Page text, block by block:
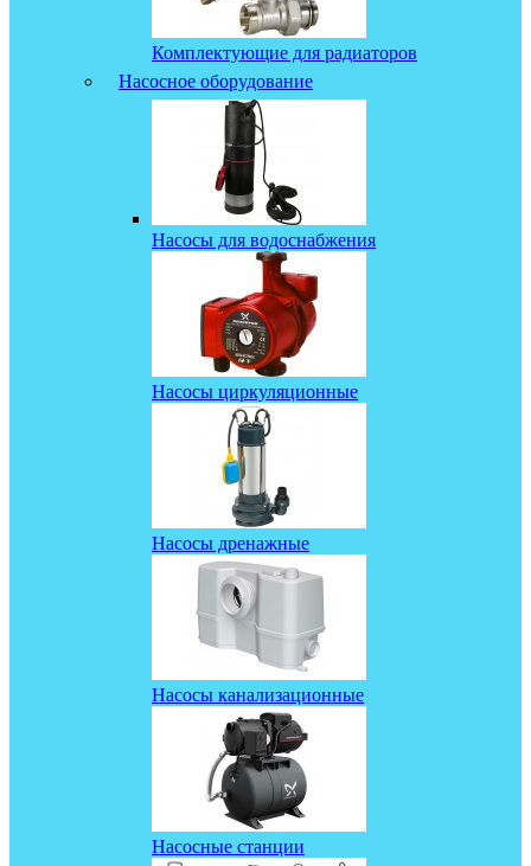
Комплектующие для радиаторов
Насосное оборудование
Насосы для водоснабжения
Насосы циркуляционные
Насосы дренажные
Насосы канализационные
Насосные станции